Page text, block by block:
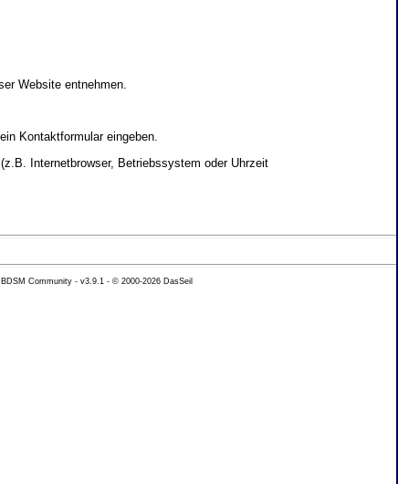
Website entnehmen.
Kontaktformular eingeben.
Internetbrowser, Betriebssystem oder Uhrzeit
Nutzerverhaltens verwendet werden.
zu erhalten. Sie haben au�erdem ein
Community - v3.9.1 - © 2000-2026 DasSeil